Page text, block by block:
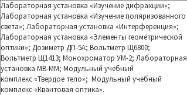
Лабораторная установка «Изучение дифракции»;
Лабораторная установка «Изучение поляризованного
света»; Лабораторная установка «Интерференция»;
Лабораторная установка «Элементы геометрической
оптики»; ДозиметрДП-5А; Вольтметр Щ6800;
Вольтметр Щ1413; Монохроматор УМ-2; Лабораторная
установка МВ-ММ; Модульный учебный
комплекс «Твердое тело»; Модульный учебный
комплекс «Квантовая оптика».